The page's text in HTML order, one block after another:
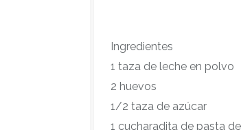
Ingredientes
1 taza de leche en polvo
2 huevos
1/2 taza de azúcar
1 cucharadita de pasta